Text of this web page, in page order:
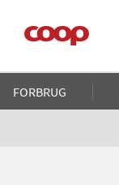
hovedindhold
Main
navigation
FORBRUG
Brødkrumme